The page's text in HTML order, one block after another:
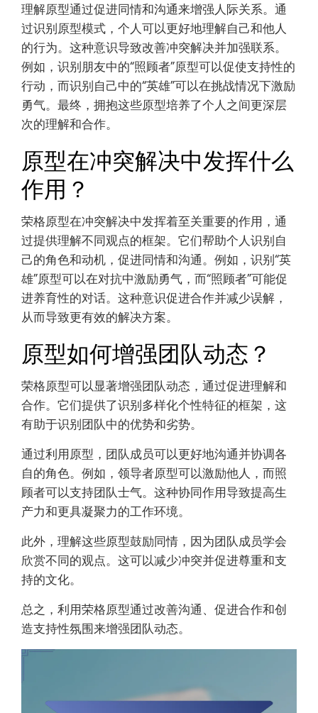
理解原型通过促进同情和沟通来增强人际关系。通
过识别原型模式，个人可以更好地理解自己和他人
的行为。这种意识导致改善冲突解决并加强联系。
例如，识别朋友中的“照顾者”原型可以促使支持性的
行动，而识别自己中的“英雄”可以在挑战情况下激励
勇气。最终，拥抱这些原型培养了个人之间更深层
次的理解和合作。
原型在冲突解决中发挥什么
作用？
荣格原型在冲突解决中发挥着至关重要的作用，通
过提供理解不同观点的框架。它们帮助个人识别自
己的角色和动机，促进同情和沟通。例如，识别“英
雄”原型可以在对抗中激励勇气，而“照顾者”可能促
进养育性的对话。这种意识促进合作并减少误解，
从而导致更有效的解决方案。
原型如何增强团队动态？
荣格原型可以显著增强团队动态，通过促进理解和
合作。它们提供了识别多样化个性特征的框架，这
有助于识别团队中的优势和劣势。
通过利用原型，团队成员可以更好地沟通并协调各
自的角色。例如，领导者原型可以激励他人，而照
顾者可以支持团队士气。这种协同作用导致提高生
产力和更具凝聚力的工作环境。
此外，理解这些原型鼓励同情，因为团队成员学会
欣赏不同的观点。这可以减少冲突并促进尊重和支
持的文化。
总之，利用荣格原型通过改善沟通、促进合作和创
造支持性氛围来增强团队动态。